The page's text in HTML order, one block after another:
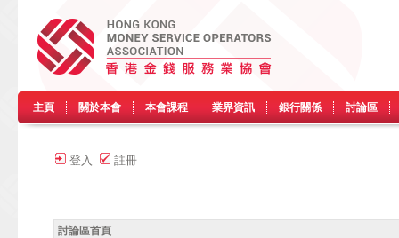
主頁 關於本會 本會課程 業界資訊 銀行關係 討論區
登入 註冊
討論區首頁